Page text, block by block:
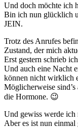
Und doch möchte ich
Bin ich nun glücklich
JEIN.
Trotz des Anrufes
Zustand, der mich
Erst gestern schrieb
Und auch eine Nacht
können nicht wirklich
Möglicherweise
die Hormone. 😉
Und gewiss werde
Aber es ist nun einmal